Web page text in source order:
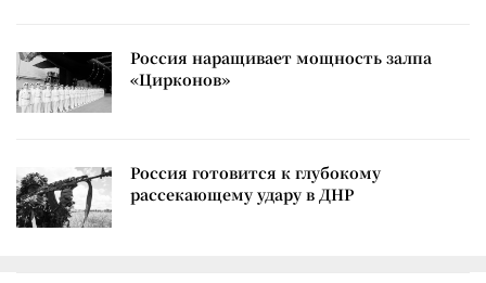
Россия наращивает мощность залпа
«Цирконов»
Россия готовится к глубокому
рассекающему удару в ДНР